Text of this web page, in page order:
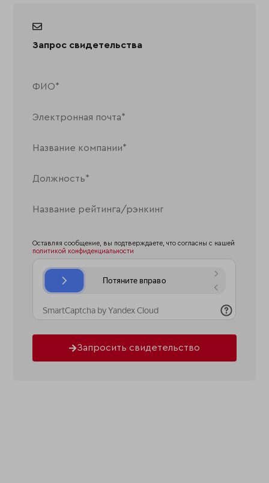
Запрос свидетельства
Оставляя сообщение, вы подтверждаете, что согласны с нашей
политикой конфиденциальности
Запросить свидетельство